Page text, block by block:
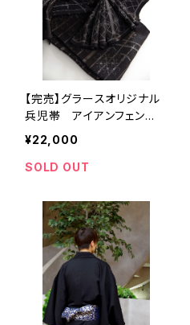
【完売】グラースオリジナル
兵児帯 アイアンフェン
ス ブラック×シルバー ポ
リエステル100％
¥22,000
SOLD OUT